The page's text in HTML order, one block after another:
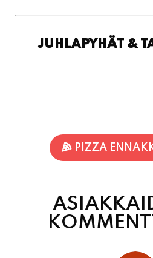
JUHLAPYHÄT &
PIZZA